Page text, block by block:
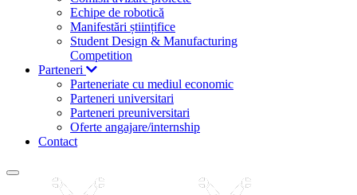
Echipe de robotică
Manifestări științifice
Student Design & Manufacturing
Competition
Parteneri
Parteneriate cu mediul economic
Parteneri universitari
Parteneri preuniversitari
Oferte angajare/internship
Contact